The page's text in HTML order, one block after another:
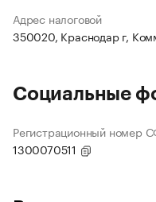
Адрес налоговой
350020, Краснодар г,
Социальные
Регистрационный номер
1300070511